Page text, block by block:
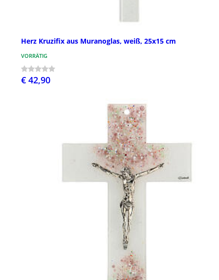
Herz Kruzifix aus Muranoglas, weiß, 25x15 cm
VORRÄTIG
€ 42,90